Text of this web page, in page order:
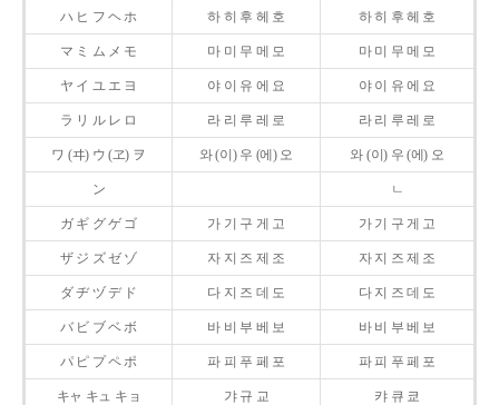
ハ ヒ フ ヘ ホ 하 히 후 헤 호 하 히 후 헤 호
マ ミ ム メ モ 마 미 무 메 모 마 미 무 메 모
ヤ イ ユ エ ヨ 야 이 유 에 요 야 이 유 에 요
ラ リ ル レ ロ 라 리 루 레 로 라 리 루 레 로
ワ (ヰ) ウ (ヱ) ヲ 와 (이) 우 (에) 오 와 (이) 우 (에) 오
ン ㄴ
ガ ギ グ ゲ ゴ 가 기 구 게 고 가 기 구 게 고
ザ ジ ズ ゼ ゾ 자 지 즈 제 조 자 지 즈 제 조
ダ ヂ ヅ デ ド 다 지 즈 데 도 다 지 즈 데 도
バ ビ ブ ベ ボ 바 비 부 베 보 바 비 부 베 보
パ ピ プ ペ ポ 파 피 푸 페 포 파 피 푸 페 포
キャ キュ キョ 갸 규 교 캬 큐 쿄